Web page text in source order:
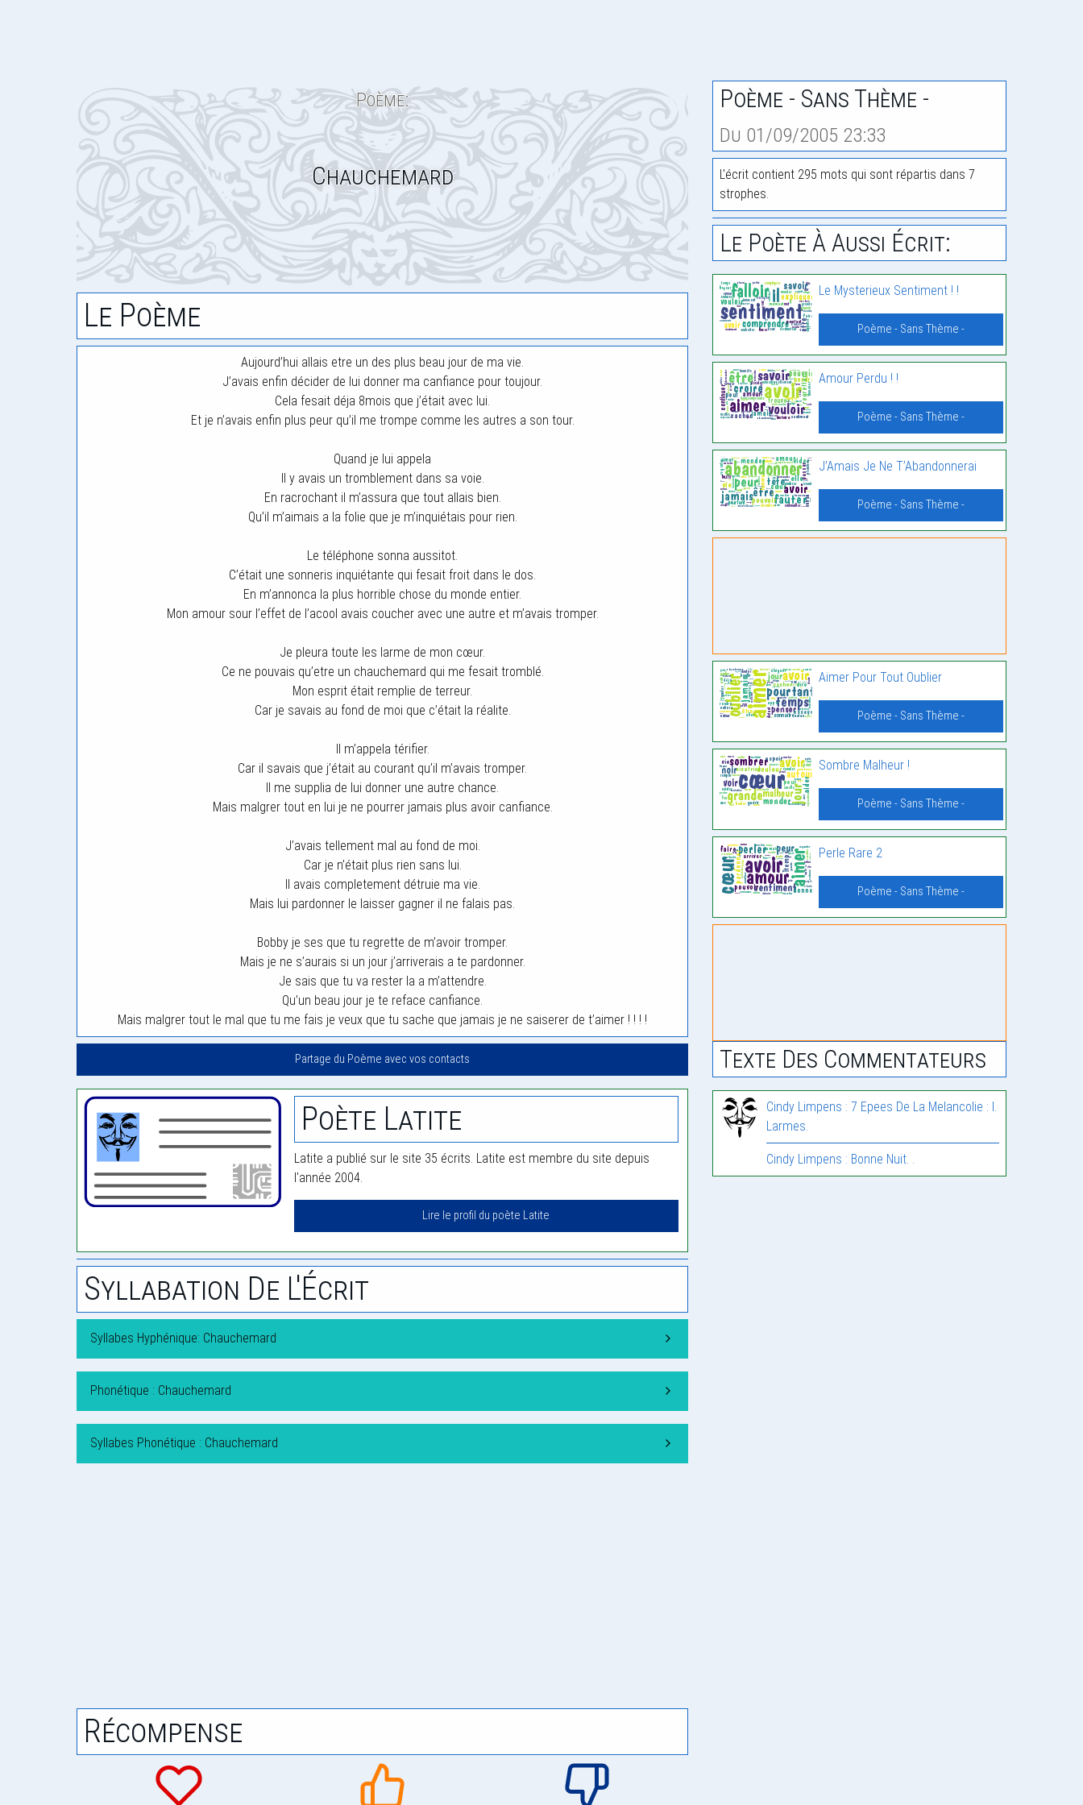
Poème:
Chauchemard
Le Poème
Aujourd’hui allais etre un des plus beau jour de ma vie.
J’avais enfin décider de lui donner ma canfiance pour toujour.
Cela fesait déja 8mois que j’était avec lui.
Et je n’avais enfin plus peur qu’il me trompe comme les autres a son tour.
Quand je lui appela
Il y avais un tromblement dans sa voie.
En racrochant il m’assura que tout allais bien.
Qu’il m’aimais a la folie que je m’inquiétais pour rien.
Le téléphone sonna aussitot.
C’était une sonneris inquiétante qui fesait froit dans le dos.
En m’annonca la plus horrible chose du monde entier.
Mon amour sour l’effet de l’acool avais coucher avec une autre et m’avais tromper.
Je pleura toute les larme de mon cœur.
Ce ne pouvais qu’etre un chauchemard qui me fesait tromblé.
Mon esprit était remplie de terreur.
Car je savais au fond de moi que c’était la réalite.
Il m’appela térifier.
Car il savais que j’était au courant qu’il m’avais tromper.
Il me supplia de lui donner une autre chance.
Mais malgrer tout en lui je ne pourrer jamais plus avoir canfiance.
J’avais tellement mal au fond de moi.
Car je n’était plus rien sans lui.
Il avais completement détruie ma vie.
Mais lui pardonner le laisser gagner il ne falais pas.
Bobby je ses que tu regrette de m’avoir tromper.
Mais je ne s’aurais si un jour j’arriverais a te pardonner.
Je sais que tu va rester la a m’attendre.
Qu’un beau jour je te reface canfiance.
Mais malgrer tout le mal que tu me fais je veux que tu sache que jamais je ne saiserer de t’aimer ! ! ! !
Partage du Poème avec vos contacts
Poète Latite
Latite a publié sur le site 35 écrits. Latite est membre du site depuis
l'année 2004.
Lire le profil du poète Latite
Syllabation De L'Écrit
Syllabes Hyphénique: Chauchemard
Phonétique : Chauchemard
Syllabes Phonétique : Chauchemard
Récompense
Poème - Sans Thème -
Du 01/09/2005 23:33
L'écrit contient 295 mots qui sont répartis dans 7
strophes.
Le Poète À Aussi Écrit:
Le Mysterieux Sentiment ! !
Poème - Sans Thème -
Amour Perdu ! !
Poème - Sans Thème -
J’Amais Je Ne T’Abandonnerai
Poème - Sans Thème -
Aimer Pour Tout Oublier
Poème - Sans Thème -
Sombre Malheur !
Poème - Sans Thème -
Perle Rare 2
Poème - Sans Thème -
Texte Des Commentateurs
Cindy Limpens : 7 Epees De La Melancolie : I.
Larmes.
Cindy Limpens : Bonne Nuit. .